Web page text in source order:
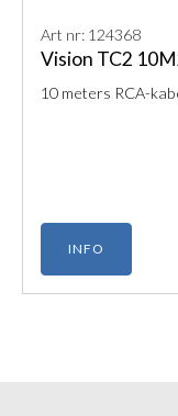
Art nr: 124368
Vision TC2
10 meters RCA-
INFO